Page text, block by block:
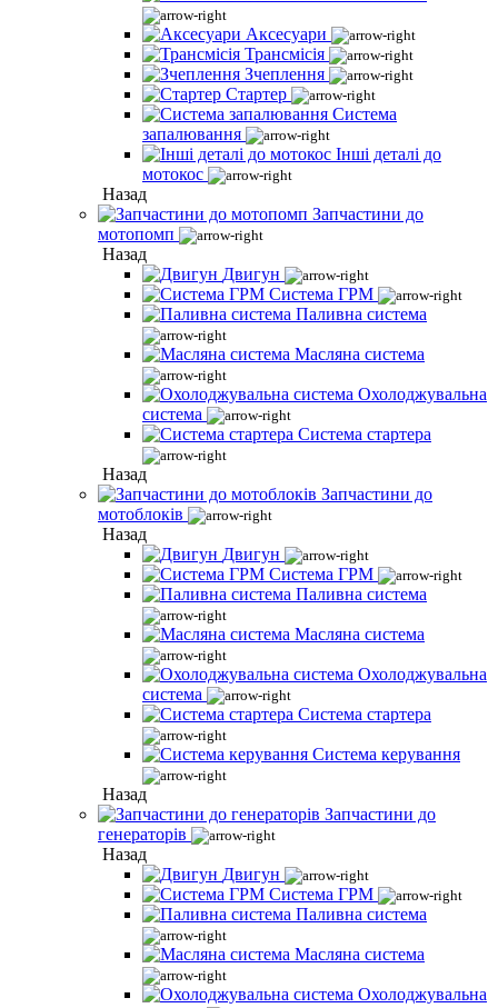
Аксесуари
Трансмісія
Зчеплення
Стартер
Система
запалювання
Інші деталі до
мотокос
Назад
Запчастини до
мотопомп
Назад
Двигун
Система ГРМ
Паливна система
Масляна система
Охолоджувальна
система
Система стартера
Назад
Запчастини до
мотоблоків
Назад
Двигун
Система ГРМ
Паливна система
Масляна система
Охолоджувальна
система
Система стартера
Система керування
Назад
Запчастини до
генераторів
Назад
Двигун
Система ГРМ
Паливна система
Масляна система
Охолоджувальна